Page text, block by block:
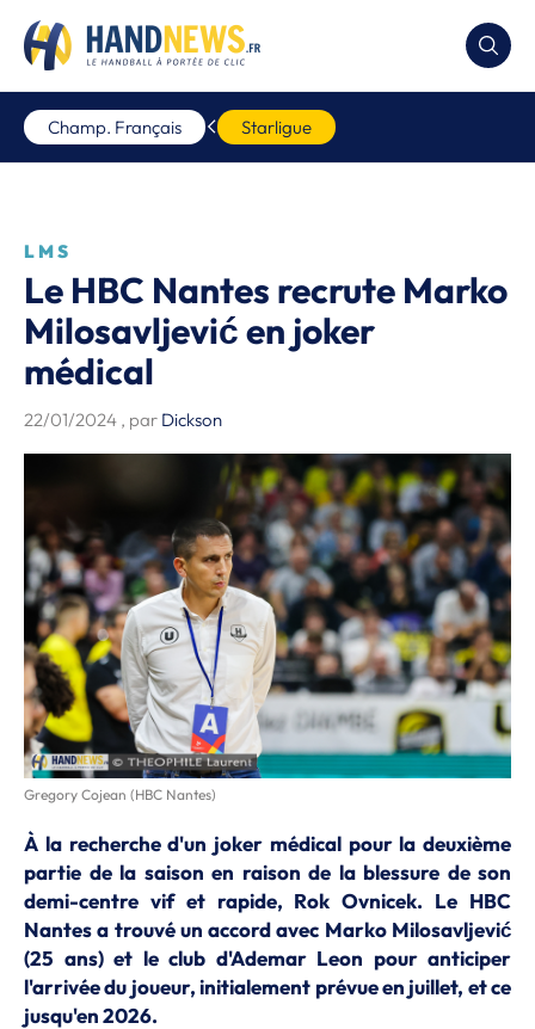
Champ. Français Starligue
LMS
Le HBC Nantes recrute Marko
Milosavljević en joker
médical
22/01/2024 , par Dickson
Gregory Cojean (HBC Nantes)
À la recherche d'un joker médical pour la deuxième
partie de la saison en raison de la blessure de son
demi-centre vif et rapide, Rok Ovnicek. Le HBC
Nantes a trouvé un accord avec Marko Milosavljević
(25 ans) et le club d'Ademar Leon pour anticiper
l'arrivée du joueur, initialement prévue en juillet, et ce
jusqu'en 2026.